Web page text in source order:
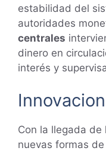
estabilidad del
autoridades
centrales
dinero en
interés y
Con la llegada
nuevas formas de